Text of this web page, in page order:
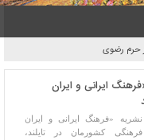
شمارۀ ۱۸ «فرهنگ ایرانی و ایران
«فرهنگ ایرانی و ایران
کشورمان در تایلند،